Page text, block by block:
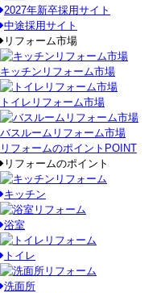
2027年新卒採用サイト
中途採用サイト
リフォーム市場
キッチンリフォーム市場
トイレリフォーム市場
バスルームリフォーム市場
リフォームのポイント POINT
リフォームのポイント
キッチン
浴室
トイレ
洗面所